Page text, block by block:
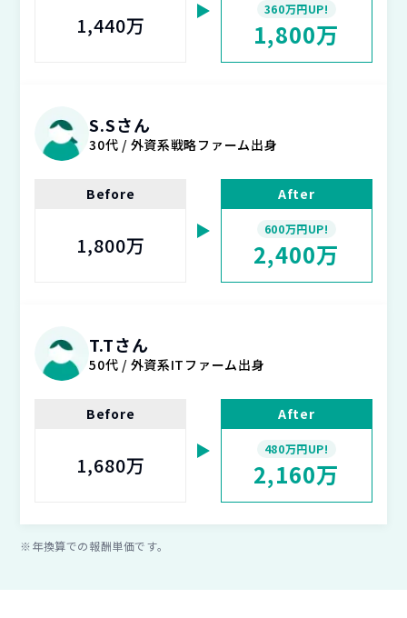
1,440万
360万円UP!
1,800万
S.Sさん
30代 / 外資系戦略ファーム出身
Before
1,800万
After
600万円UP!
2,400万
T.Tさん
50代 / 外資系ITファーム出身
Before
1,680万
After
480万円UP!
2,160万
※年換算での報酬単価です。